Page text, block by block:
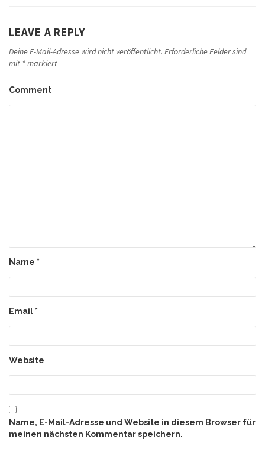
LEAVE A REPLY
Deine E-Mail-Adresse wird nicht veröffentlicht. Erforderliche Felder sind
mit *markiert
Comment
Name *
Email *
Website
Name, E-Mail-Adresse und Website in diesem Browser für
meinen nächsten Kommentar speichern.